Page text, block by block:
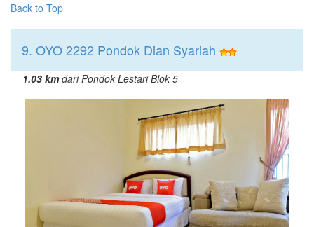
Back to Top
9. OYO 2292 Pondok Dian Syariah
1.03 kmdari Pondok Lestari Blok 5